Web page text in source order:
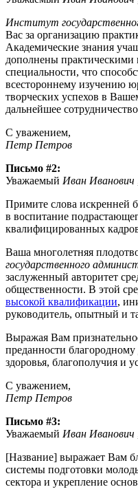
Институт
Вас за организацию
Академические знания
дополнены
специальности, что
всестороннему изучению
творческих успехов в
дальнейшее
С уважением,
Петр Петров
Письмо #2:
Уважаемый Иван Иванович
Примите слова искренней
в воспитание
квалифицированных
Ваша многолетняя
государственного
заслуженный авторитет
общественности. В этой
высокой квалификации,
руководитель, опытный и
Выражая Вам
преданности
здоровья, благополучия и
С уважением,
Петр Петров
Письмо #3:
Уважаемый Иван Иванович
[Название] выражает Вам
системы подготовки
сектора и укрепление